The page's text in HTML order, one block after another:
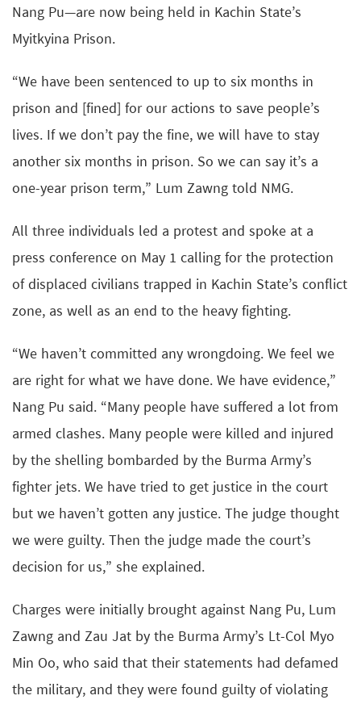
Nang Pu—are now being held in Kachin State’s
Myitkyina Prison.
“We have been sentenced to up to six months in
prison and [fined] for our actions to save people’s
lives. If we don’t pay the fine, we will have to stay
another six months in prison. So we can say it’s a
one-year prison term,” Lum Zawng told NMG.
All three individuals led a protest and spoke at a
press conference on May 1 calling for the protection
of displaced civilians trapped in Kachin State’s conflict
zone, as well as an end to the heavy fighting.
“We haven’t committed any wrongdoing. We feel we
are right for what we have done. We have evidence,”
Nang Pu said. “Many people have suffered a lot from
armed clashes. Many people were killed and injured
by the shelling bombarded by the Burma Army’s
fighter jets. We have tried to get justice in the court
but we haven’t gotten any justice. The judge thought
we were guilty. Then the judge made the court’s
decision for us,” she explained.
Charges were initially brought against Nang Pu, Lum
Zawng and Zau Jat by the Burma Army’s Lt-Col Myo
Min Oo, who said that their statements had defamed
the military, and they were found guilty of violating